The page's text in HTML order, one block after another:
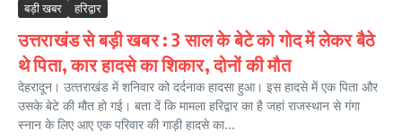
बड़ी खबर हरिद्वार
उत्तराखंड से बड़ी खबर : 3 साल के बेटे को गोद में लेकर बैठे
थे पिता, कार हादसे का शिकार, दोनों की मौत
देहरादून। उत्‍तराखंड में शनिवार को दर्दनाक हादसा हुआ। इस हादसे में एक पिता और
उसके बेटे की मौत हो गई। बता दें कि मामला हरिद्वार का है जहां राजस्‍थान से गंगा
स्नान के लिए आए एक परिवार की गाड़ी हादसे का...